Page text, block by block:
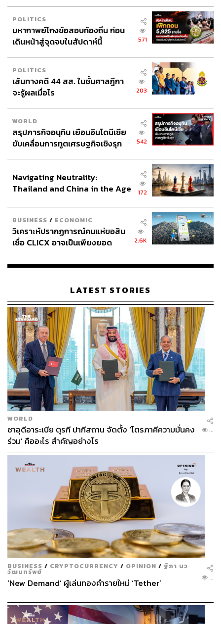
ABOUT THE AUTHOR
THE STANDARD TEAM
กองบรรณาธิการ THE STANDARD
ABOUT THE PHOTOGRAPHER
ฐานิส สุดโต
บรรณาธิการภาพ ประจำสำนักข่าว THE
POLITICS
มหากาพย์โกงข้อสอบท้องถิ่น ก่อน
เดินหน้าสู่จุดจบในสัปดาห์นี้
571
POLITICS
เส้นทางคดี 44 สส. ในชั้นศาลฎีกา
จะรู้ผลเมื่อไร
203
WORLD
สรุปภารกิจอนุทิน เยือนอินโดนีเซีย
ขับเคลื่อนการทูตเศรษฐกิจเชิงรุก
542
Navigating Neutrality:
Thailand and China in the Age
172
BUSINESS / ECONOMIC
วิเคราะห์ปรากฏการณ์คนแห่ขอสิน
เชื่อ CLICX อาจเป็นเพียงยอด
เรือนไทยที่ถูกซุกไว้
2.6K
LATEST STORIES
WORLD
ซาอุดีอาระเบีย ตุรกี ปากีสถาน จัดตั้ง ‘ไตรภาคีความมั่นคง
ร่วม’ คืออะไร สำคัญอย่างไร
...
BUSINESS / CRYPTOCURRENCY / OPINION / ฐิภา นว
วัฒนทรัพย์
‘New Demand’ ผู้เล่นทองคำรายใหม่ ‘Tether’ ...